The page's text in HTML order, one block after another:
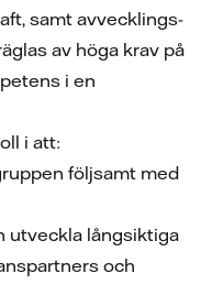
samt avvecklings-
av höga krav på
i en
i att:
följsamt med
utveckla långsiktiga
och